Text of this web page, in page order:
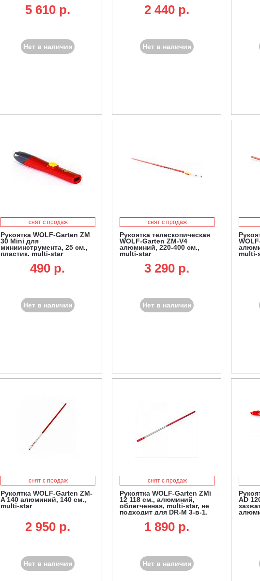
5 610 p.
Нет в наличии
2 440 p.
Нет в наличии
снят с продаж
Рукоятка WOLF-Garten ZM
30 Mini для
миниинструмента, 25 см.,
пластик, multi-star
490 p.
Нет в наличии
снят с продаж
Рукоятка телескопическая
WOLF-Garten ZM-V4
алюминий, 220-400 см.,
multi-star
3 290 p.
Нет в наличии
multi-
снят с продаж
Рукоятка WOLF-Garten ZM-
A 140 алюминий, 140 см.,
multi-star
2 950 p.
Нет в наличии
снят с продаж
Рукоятка WOLF-Garten ZMi
12 118 см., алюминий,
облегченная, multi-star, не
подходит для DR-M 3-в-1,
очистки от снега
1 890 p.
Нет в наличии
AD